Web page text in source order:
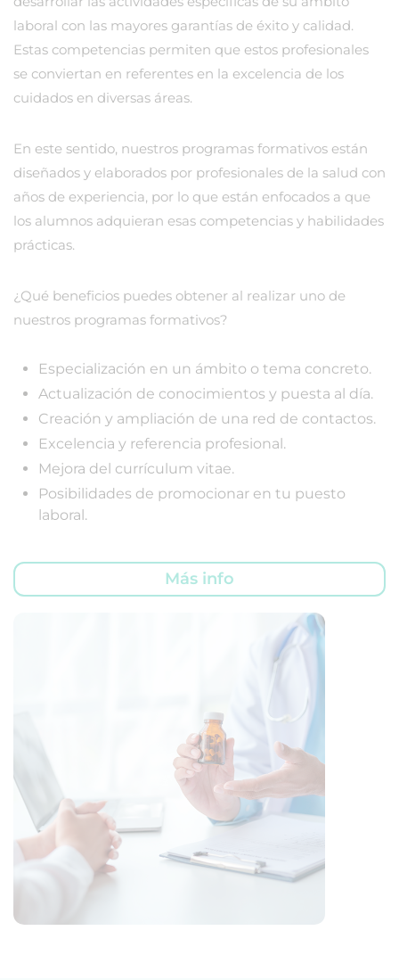
laboral con las mayores garantías de éxito y calidad.
Estas competencias permiten que estos profesionales
se conviertan en referentes en la excelencia de los
cuidados en diversas áreas.
En este sentido, nuestros programas formativos están
diseñados y elaborados por profesionales de la salud con
años de experiencia, por lo que están enfocados a que
los alumnos adquieran esas competencias y habilidades
prácticas.
¿Qué beneficios puedes obtener al realizar uno de
nuestros programas formativos?
Especialización en un ámbito o tema concreto.
Actualización de conocimientos y puesta al día.
Creación y ampliación de una red de contactos.
Excelencia y referencia profesional.
Mejora del currículum vitae.
Posibilidades de promocionar en tu puesto
laboral.
Más info